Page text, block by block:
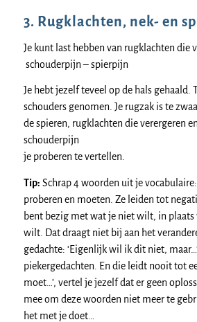
3. Rugklachten, nek- en
Je kunt last hebben van rugklachten die
schouderpijn – spierpijn
Je hebt jezelf teveel op de hals gehaald.
schouders genomen. Je rugzak is te
de spieren, rugklachten die verergeren
schouderpijn
je proberen te vertellen.
Tip: Schrap 4 woorden uit je
proberen en moeten. Ze leiden tot
bent bezig met wat je niet wilt, in plaats
wilt. Dat draagt niet bij aan het
gedachte: ‘Eigenlijk wil ik dit niet,
piekergedachten. En die leidt nooit tot
moet…’, vertel je jezelf dat er geen
mee om deze woorden niet meer te
het met je doet…